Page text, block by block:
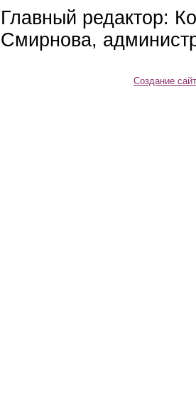
Главный редактор:
Смирнова,
Создание